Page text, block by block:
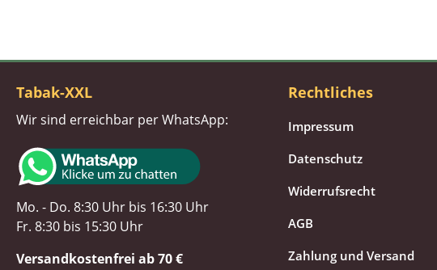
Tabak-XXL
Wir sind erreichbar per WhatsApp:
Mo. - Do. 8:30 Uhr bis 16:30 Uhr
Fr. 8:30 bis 15:30 Uhr
Versandkostenfrei ab 70 €
Rechtliches
Impressum
Datenschutz
Widerrufsrecht
AGB
Zahlung und Versand